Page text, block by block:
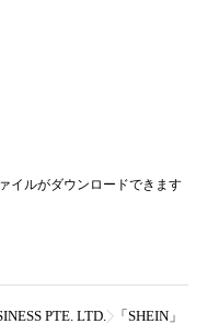
イルがダウンロードできます
PTE. LTD. 「SHEIN」